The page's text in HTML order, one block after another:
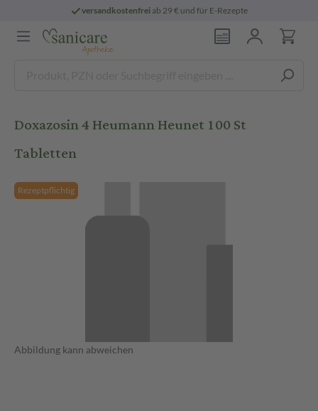
versandkostenfreiab 29 € und für E-Rezepte
Doxazosin 4 Heumann Heunet 100 St
Tabletten
Rezeptpflichtig
Abbildung kann abweichen